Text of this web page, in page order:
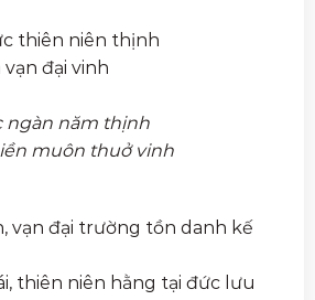
thiên niên thịnh
đại vinh
ngàn năm thịnh
muôn thuở vinh
vạn đại trường tồn danh kế
thiên niên hằng tại đức lưu